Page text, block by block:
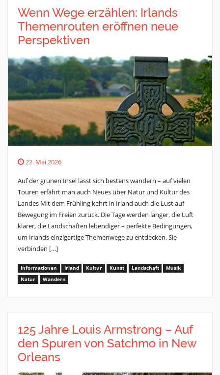
Wenn Wege erzählen: Irlands
Themenrouten eröffnen neue
Perspektiven
22. Mai 2026
Auf der grünen Insel lässt sich bestens wandern – auf vielen
Touren erfährt man auch Neues über Natur und Kultur des
Landes Mit dem Frühling kehrt in Irland auch die Lust auf
Bewegung im Freien zurück. Die Tage werden länger, die Luft
klarer, die Landschaften lebendiger – perfekte Bedingungen,
um Irlands einzigartige Themenwege zu entdecken. Sie
verbinden […]
Informationen Irland Kultur Kunst Landschaft
Musik
Natur
Wandern
125 Jahre Louis Armstrong – Auf
den Spuren von Satchmo in New
Orleans